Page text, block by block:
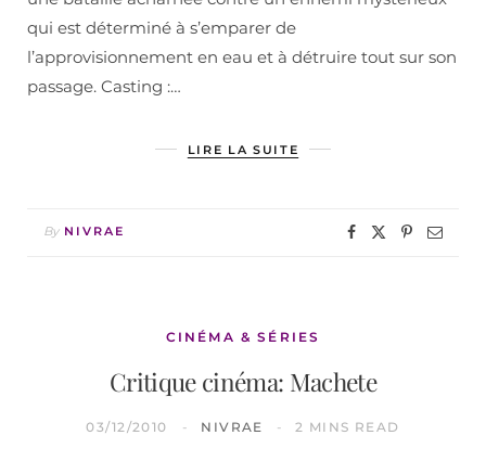
qui est déterminé à s’emparer de
l’approvisionnement en eau et à détruire tout sur son
passage. Casting :…
LIRE LA SUITE
By NIVRAE
CINÉMA & SÉRIES
Critique cinéma: Machete
03/12/2010 NIVRAE 2 MINS READ